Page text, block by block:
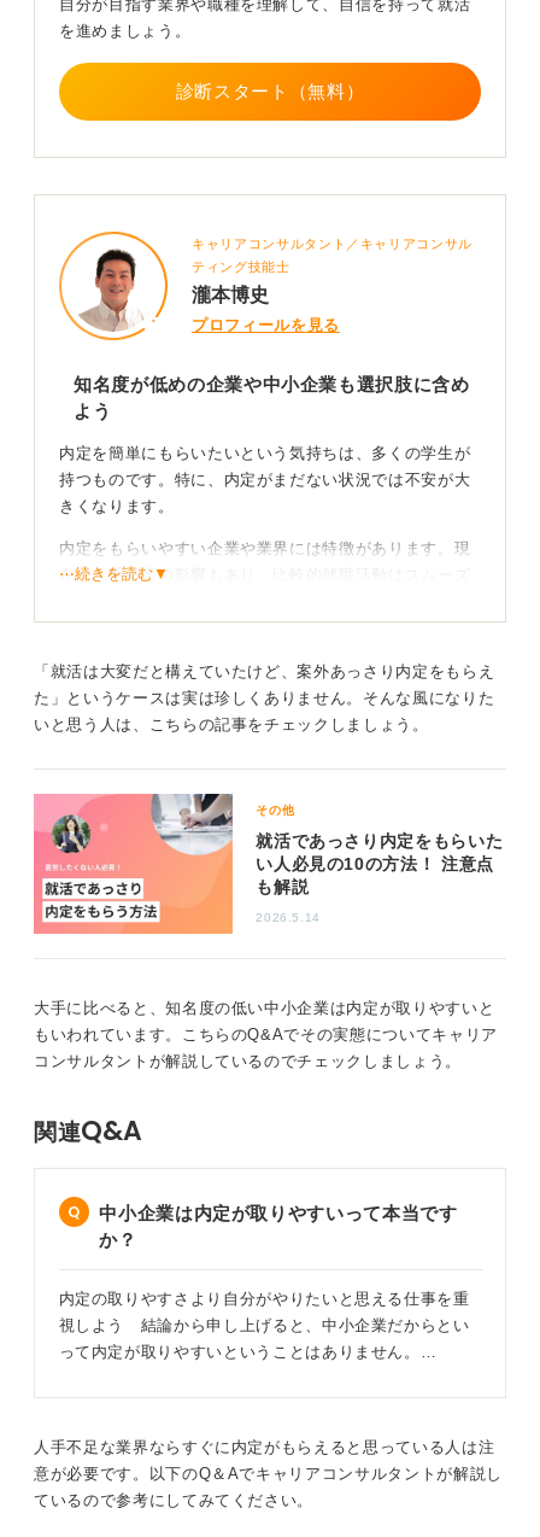
う！」という発見につながります。
率が上がります。また「人材不足の業界はブラックだか
ら人手が集まらないのでは……？」という声を耳にする
ことがありますが、そんなことはなく、単に知られてい
自分が目指す業界や職種を理解して、自信を持って就活
を進めましょう。
診断スタート（無料）
キャリアコンサルタント／キャリアコンサル
ティング技能士
瀧本博史
プロフィールを見る
知名度が低めの企業や中小企業も選択肢に含め
よう
内定を簡単にもらいたいという気持ちは、多くの学生が
持つものです。特に、内定がまだない状況では不安が大
きくなります。
内定をもらいやすい企業や業界には特徴があります。現
在は人手不足の影響もあり、比較的就職活動はスムーズ
営業職、不動産業界などが内定をもらいやすいとされて
います。これらの業界は、競争率が比較的低いため、内
定を得やすい傾向にあります。
を見つけなければならない
内定を獲得するためには、自己分析や業界研究をしっか
りとおこない、自分に合った企業を見つけることが重要
です。また、就活エージェントやスカウトサービスを利
あるサービスでは、最短2週間で内定をもらうことができ
るとされています。このようなサービスを活用すること
で、効率的に内定を獲得することが可能です。
効求人倍率が6倍であったというデータもあります。この
最後に、内定をもらいやすい企業を探す際は、自分の将
来像やキャリアプランに合った企業を選ぶことが大切で
期的な視点で自分に合った企業を選ぶことが、将来のキ
ャリア形成において重要になります。
⋯続きを読む▼
「就活は大変だと構えていたけど、案外あっさり内定をもらえ
た」というケースは実は珍しくありません。そんな風になりた
いと思う人は、こちらの記事をチェックしましょう。
その他
就活であっさり内定をもらいた
い人必見の10の方法！ 注意点
も解説
2026.5.14
大手に比べると、知名度の低い中小企業は内定が取りやすいと
もいわれています。こちらのQ&Aでその実態についてキャリア
コンサルタントが解説しているのでチェックしましょう。
関連Q&A
中小企業は内定が取りやすいって本当です
か？
内定の取りやすさより自分がやりたいと思える仕事を重
視しよう 結論から申し上げると、中小企業だからとい
って内定が取りやすいということはありません。…
人手不足な業界ならすぐに内定がもらえると思っている人は注
意が必要です。以下のQ＆Aでキャリアコンサルタントが解説し
ているので参考にしてみてください。